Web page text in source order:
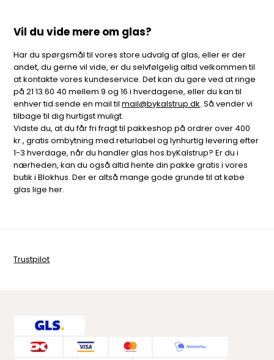
Vil du vide mere om glas?
Har du spørgsmål til vores store udvalg af glas, eller er der
andet, du gerne vil vide, er du selvfølgelig altid velkommen til
at kontakte vores kundeservice. Det kan du gøre ved at ringe
på 21 13 60 40 mellem 9 og 16 i hverdagene, eller du kan til
enhver tid sende en mail tilmail@bykalstrup.dk. Så vender vi
tilbage til dig hurtigst muligt.
Vidste du, at du får fri fragt til pakkeshop på ordrer over 400
kr., gratis ombytning med returlabel og lynhurtig levering efter
1-3 hverdage, når du handler glas hos byKalstrup? Er du i
nærheden, kan du også altid hente din pakke gratis i vores
butik i Blokhus. Der er altså mange gode grunde til at købe
glas lige her.
Trustpilot